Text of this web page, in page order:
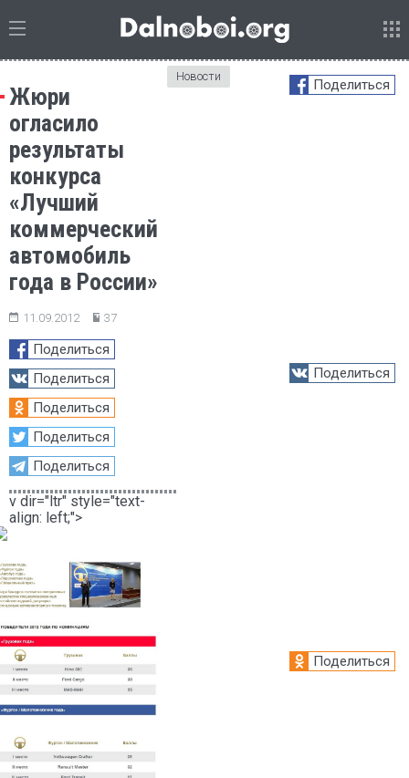
Жюри
огласило
результаты
конкурса
«Лучший
коммерческий
автомобиль
года в России»
11.09.2012 37
Поделиться
Поделиться
Поделиться
Поделиться
Поделиться
v dir="ltr" style="text-
align: left;">
Новости Поделиться
Поделиться
Поделиться